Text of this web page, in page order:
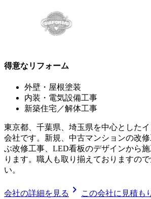
得意なリフォーム
外壁・屋根塗装
内装・電気設備工事
新築住宅／解体工事
東京都、千葉県、埼玉県を中心とした
会社です。新規、中古マンションの改
ぶ改修工事、LED看板のデザインから
ります。職人も取り揃えておりますの
い。
会社の詳細を見る chevron_right この会社に見積も